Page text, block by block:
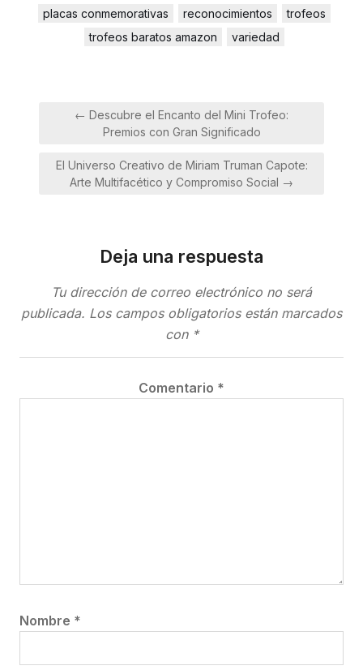
placas conmemorativas
reconocimientos
trofeos
trofeos baratos amazon
variedad
Navegación
← Descubre el Encanto del Mini Trofeo:
Premios con Gran Significado
El Universo Creativo de Miriam Truman Capote:
Arte Multifacético y Compromiso Social →
Deja una respuesta
Tu dirección de correo electrónico no será
publicada. Los campos obligatorios están marcados
con *
Comentario *
Nombre *